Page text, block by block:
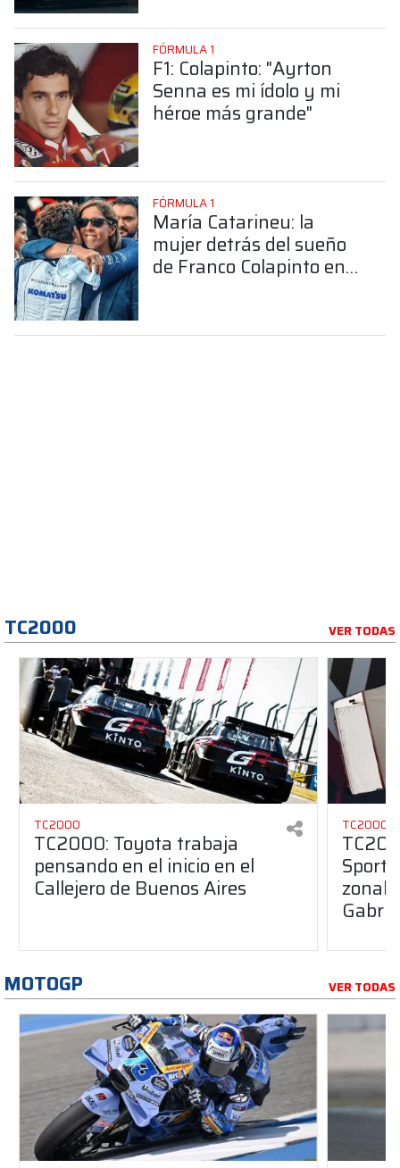
FÓRMULA 1
F1: Colapinto: "Ayrton
Senna es mi ídolo y mi
héroe más grande"
FÓRMULA 1
María Catarineu: la
mujer detrás del sueño
de Franco Colapinto en
TC2000 VER TODAS
TC2000
TC2000: Toyota trabaja
pensando en el inicio en el
Callejero de Buenos Aires
TC2000
Sport,
MOTOGP VER TODAS